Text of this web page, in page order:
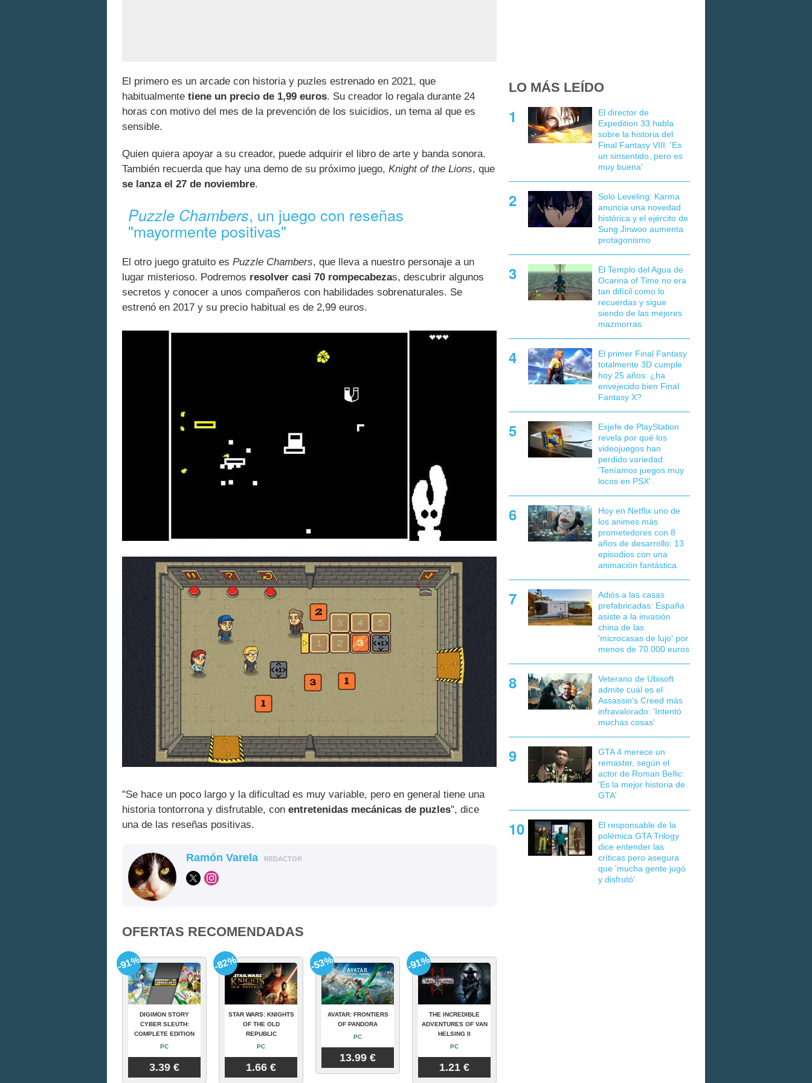
El primero es un arcade con historia y puzles estrenado en 2021, que
habitualmente tiene un precio de 1,99 euros. Su creador lo regala durante 24
horas con motivo del mes de la prevención de los suicidios, un tema al que es
sensible.
Quien quiera apoyar a su creador, puede adquirir el libro de arte y banda sonora.
También recuerda que hay una demo de su próximo juego, Knight of the Lions, que
se lanza el 27 de noviembre.
Puzzle Chambers, un juego con reseñas
"mayormente positivas"
El otro juego gratuito es Puzzle Chambers, que lleva a nuestro personaje a un
lugar misterioso. Podremos resolver casi 70 rompecabezas, descubrir algunos
secretos y conocer a unos compañeros con habilidades sobrenaturales. Se
estrenó en 2017 y su precio habitual es de 2,99 euros.
"Se hace un poco largo y la dificultad es muy variable, pero en general tiene una
historia tontorrona y disfrutable, con entretenidas mecánicas de puzles", dice
una de las reseñas positivas.
Ramón Varela REDACTOR
OFERTAS RECOMENDADAS
DIGIMON STORY
CYBER SLEUTH:
COMPLETE EDITION
PC
3.39 €
-91%
STAR WARS: KNIGHTS
OF THE OLD
REPUBLIC
PC
1.66 €
-82%
AVATAR: FRONTIERS
OF PANDORA
PC
13.99 €
-53%
THE INCREDIBLE
ADVENTURES OF VAN
HELSING II
PC
1.21 €
-91%
LO MÁS LEÍDO
El director de
Expedition 33 habla
sobre la historia del
Final Fantasy VIII: 'Es
un sinsentido, pero es
muy buena'
Solo Leveling: Karma
anuncia una novedad
histórica y el ejército de
Sung Jinwoo aumenta
protagonismo
El Templo del Agua de
Ocarina of Time no era
tan difícil como lo
recuerdas y sigue
siendo de las mejores
mazmorras
El primer Final Fantasy
totalmente 3D cumple
hoy 25 años: ¿ha
envejecido bien Final
Fantasy X?
Exjefe de PlayStation
revela por qué los
videojuegos han
perdido variedad:
'Teníamos juegos muy
locos en PSX'
Hoy en Netflix uno de
los animes más
prometedores con 8
años de desarrollo: 13
episodios con una
animación fantástica
Adiós a las casas
prefabricadas: España
asiste a la invasión
china de las
'microcasas de lujo' por
menos de 70.000 euros
Veterano de Ubisoft
admite cuál es el
Assassin's Creed más
infravalorado: 'Intentó
muchas cosas'
GTA 4 merece un
remaster, según el
actor de Roman Bellic:
'Es la mejor historia de
GTA'
El responsable de la
polémica GTA Trilogy
dice entender las
críticas pero asegura
que 'mucha gente jugó
y disfrutó'